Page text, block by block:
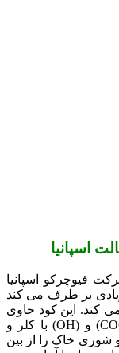
اسپانیا
فیوچرکو اسپانیا
بر طرف می کند
کند. این کود حاوی
مقادیری کلسیم است که با همراهی با (COOH) و (OH) با کلر و
خاک را از بین